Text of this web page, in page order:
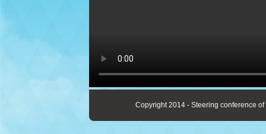
Copyright 2014 - Steering conference